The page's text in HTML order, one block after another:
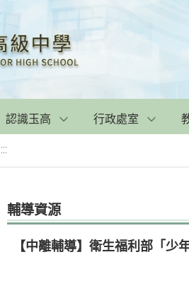
認識玉高 行政處室
:::
輔導資源
【中離輔導】衛生福利部「